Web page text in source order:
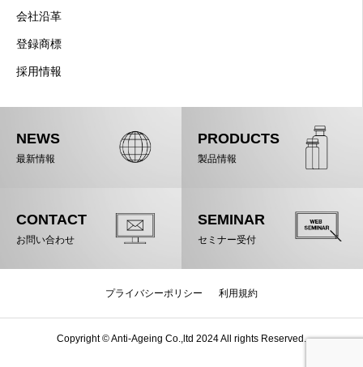
会社沿革
登録商標
採用情報
NEWS
最新情報
PRODUCTS
製品情報
CONTACT
お問い合わせ
SEMINAR
セミナー受付
プライバシーポリシー 利用規約
Copyright © Anti-Ageing Co.,ltd 2024 All rights Reserved.